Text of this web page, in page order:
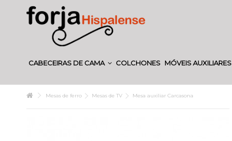
CABECEIRAS DE CAMA COLCHONES MÓVEIS AUXILIARES
Mesas de ferro Mesas de TV Mesa auxiliar Carcasona